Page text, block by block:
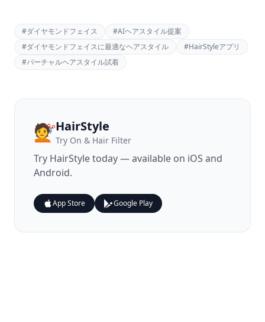
#ダイヤモンドフェイス #AIヘアスタイル提案
#ダイヤモンドフェイスに最適なヘアスタイル #HairStyleアプリ
#バーチャルヘアスタイル試着
💇HairStyle
Try On & Hair Filter
Try HairStyletoday — available on iOS and
Android.
App Store Google Play